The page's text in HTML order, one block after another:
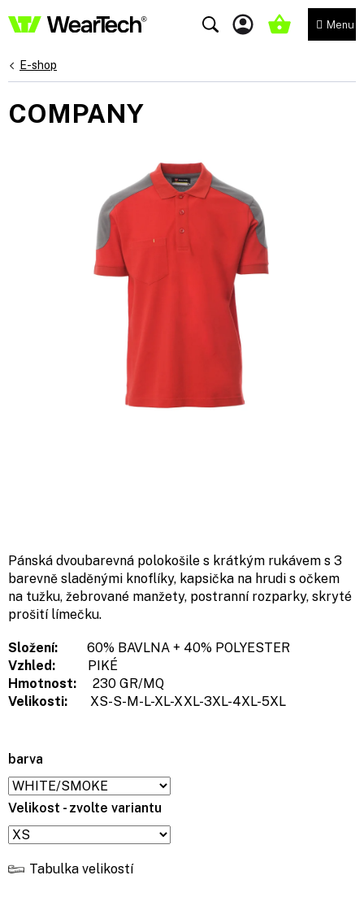
na
NÁKUPNÍ
E-shop
COMPANY
barva
Velikost - zvolte variantu
Tabulka velikostí
Pánská dvoubarevná polokošile s krátkým rukávem s 3
barevně sladěnými knoflíky, kapsička na hrudi s očkem
na tužku, žebrované manžety, postranní rozparky, skryté
prošití límečku.
Složení:
60% BAVLNA + 40% POLYESTER
Vzhled:
PIKÉ
Hmotnost:
230 GR/MQ
Velikosti:
XS-S-M-L-XL-XXL-3XL-4XL-5XL